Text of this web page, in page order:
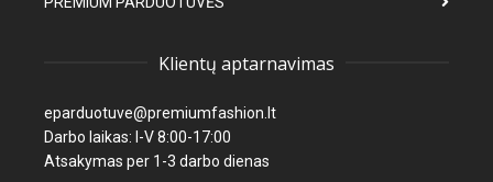
Klientų aptarnavimas
eparduotuve@premiumfashion.lt
Darbo laikas: I-V 8:00-17:00
Atsakymas per 1-3 darbo dienas